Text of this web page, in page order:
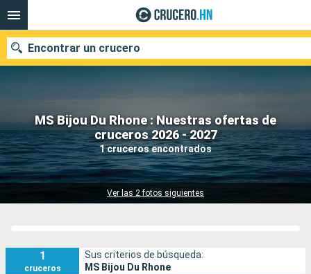
MS Bijou Du Rhone : Nuestras ofertas de
cruceros 2026 - 2027
1 cruceros encontrados
Ver las 2 fotos siguientes
Encontrar un crucero
Nuestros destinos
Fecha de salida
1
cruceros
Sus criterios de búsqueda:
MS Bijou Du Rhone